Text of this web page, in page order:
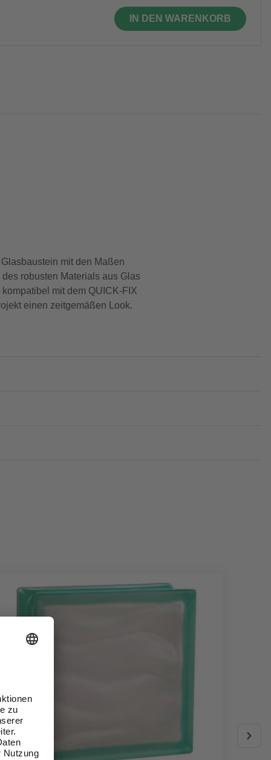
IN DEN WARENKORB
mit den Maßen
robusten Materials aus Glas
mit dem QUICK-FIX
einen zeitgemäßen Look.